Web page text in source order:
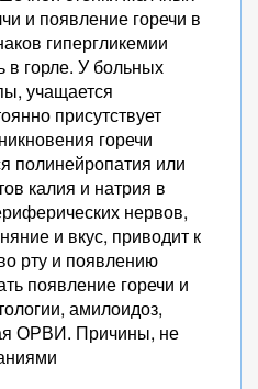
и появление горечи в
гипергликемии
в горле. У больных
учащается
присутствует
горечи
полинейропатия или
калия и натрия в
нервов,
и вкус, приводит к
рту и появлению
появление горечи и
амилоидоз,
ОРВИ. Причины, не